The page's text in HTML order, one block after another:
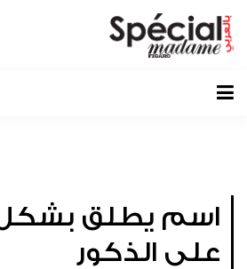
اسم يطلق
على الذكور